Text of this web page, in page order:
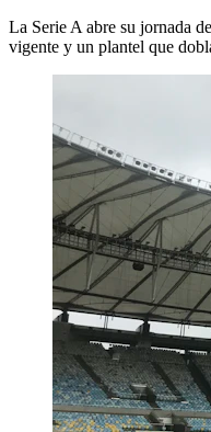
La Serie A abre su jornada
vigente y un plantel que